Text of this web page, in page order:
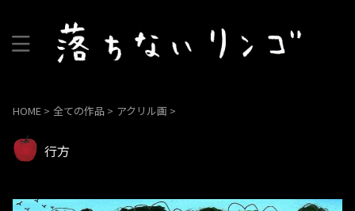
HOME > 全ての作品 > アクリル画 >
行方